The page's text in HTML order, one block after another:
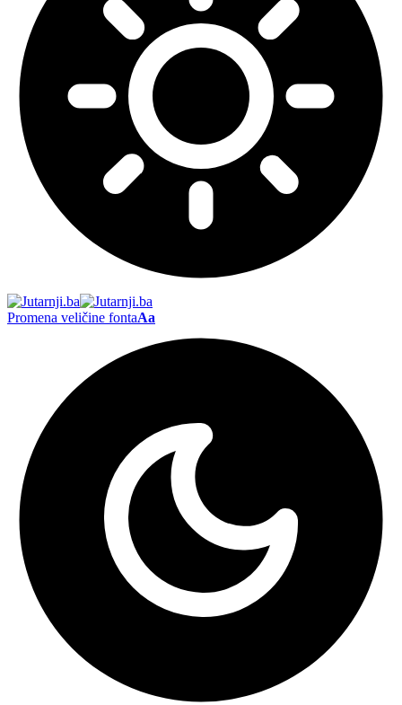
Promena veličine fontaAa